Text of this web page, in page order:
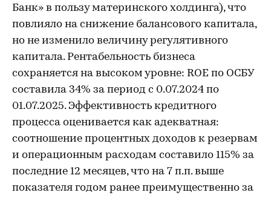
Банк» в пользу материнского холдинга), что
повлияло на снижение балансового капитала,
но не изменило величину регулятивного
капитала. Рентабельность бизнеса
сохраняется на высоком уровне: ROE по ОСБУ
составила 34% за период с 0.07.2024 по
01.07.2025. Эффективность кредитного
процесса оценивается как адекватная:
соотношение процентных доходов к резервам
и операционным расходам составило 115% за
последние 12 месяцев, что на 7 п.п. выше
показателя годом ранее преимущественно за